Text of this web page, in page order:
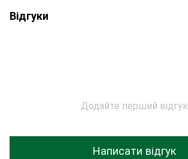
Відгуки
Додайте перший відгук
Написати відгук